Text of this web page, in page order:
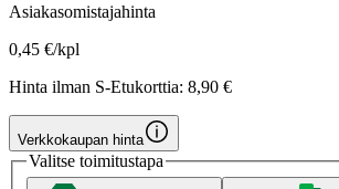
Asiakasomistajahinta
0,45 €/kpl
Hinta ilman S-Etukorttia: 8,90 €
Verkkokaupan hinta
Valitse toimitustapa